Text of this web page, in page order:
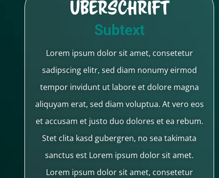
Überschrift
Subtext
Lorem ipsum dolor sit amet, consetetur
sadipscing elitr, sed diam nonumy eirmod
tempor invidunt ut labore et dolore magna
aliquyam erat, sed diam voluptua. At vero eos
et accusam et justo duo dolores et ea rebum.
Stet clita kasd gubergren, no sea takimata
sanctus est Lorem ipsum dolor sit amet.
Lorem ipsum dolor sit amet, consetetur